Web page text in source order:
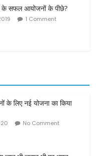
के सफल आयोजनों के पीछे?
1 Comment
के लिए नई योजना का किया
No Comment